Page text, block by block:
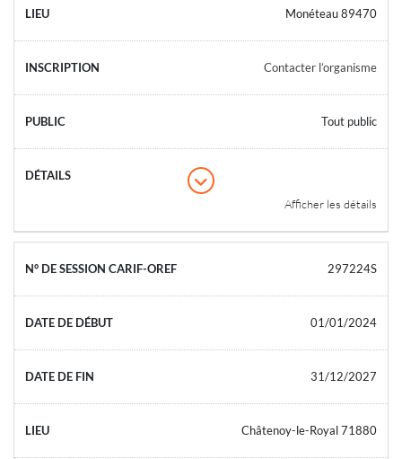
Monéteau 89470
Contacter l’organisme
Tout public
Afficher les détails
297224S
01/01/2024
31/12/2027
Châtenoy-le-Royal 71880